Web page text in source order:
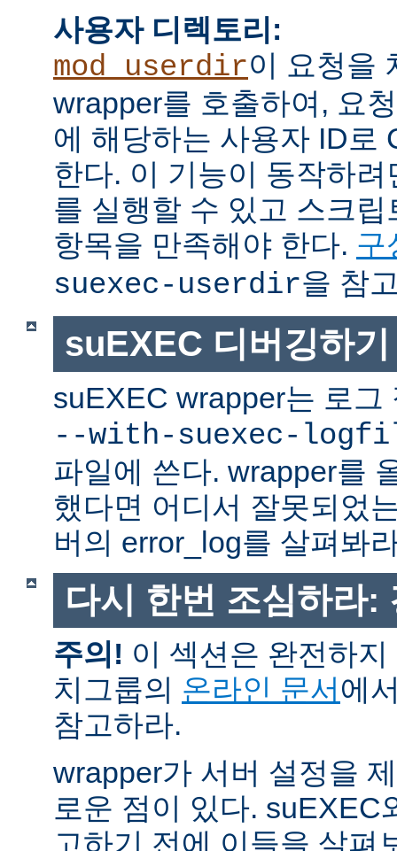
사용자 디렉토리:
mod_userdir이 요청을
wrapper를 호출하여, 요
에 해당하는 사용자 ID로
한다. 이 기능이 동작하
를 실행할 수 있고 스크
항목을 만족해야 한다. 구
suexec-userdir을 참
suEXEC 디버깅하기
suEXEC wrapper는 로그
--with-suexec-
파일에 쓴다. wrapper를
했다면 어디서 잘못되었
버의 error_log를 살펴봐
다시 한번 조심하라:
주의! 이 섹션은 완전하
치그룹의 온라인 문서에
참고하라.
wrapper가 서버 설정을
로운 점이 있다. suEXEC
고하기 전에 이들을 살펴